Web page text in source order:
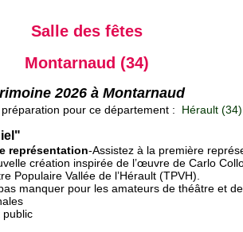
Salle des fêtes
Montarnaud (34)
2026 à Montarnaud
pour ce département : Hérault (34)
représentation-Assistez à la première
création inspirée de l’œuvre de Carlo
Populaire Vallée de l’Hérault (TPVH).
manquer pour les amateurs de théâtre et de
public